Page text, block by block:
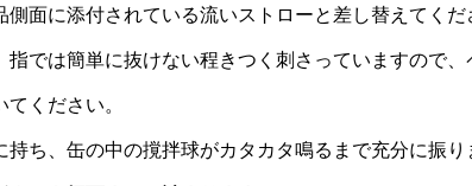
面に添付されている流いストローと差し替えてくだ
指では簡単に抜けない程きつく刺さっていますので
ください。
持ち、缶の中の撹拌球がカタカタ鳴るまで充分に振